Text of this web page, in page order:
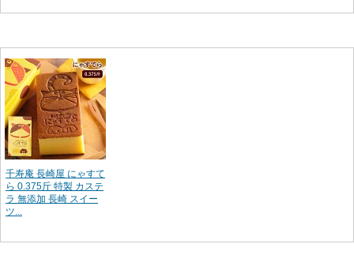
千寿庵 長崎屋 にゃすて
ら 0.375斤 特製 カステ
ラ 無添加 長崎 スイー
ツ...